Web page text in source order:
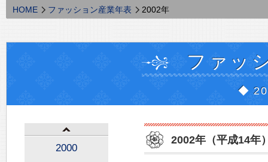
HOME ファッション産業年表 2002年
ファッ
◆
2000
2002年（平成14年